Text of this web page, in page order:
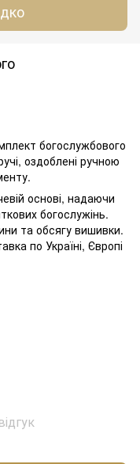
богослужбового
оздоблені ручною
основі, надаючи
богослужінь.
та обсягу вишивки.
по Україні, Європі